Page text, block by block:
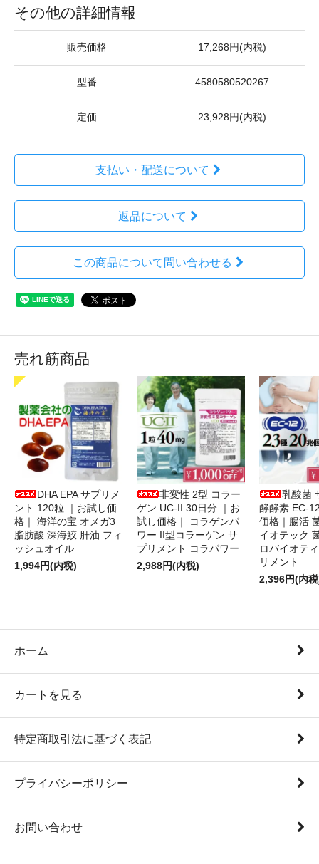
その他の詳細情報
販売価格 17,268円(内税)
型番 4580580520267
定価 23,928円(内税)
支払い・配送について
返品について
この商品について問い合わせる
売れ筋商品
DHA EPA サプリメ
ント 120粒 ｜お試し価
格｜ 海洋の宝 オメガ3
脂肪酸 深海鮫 肝油 フィ
ッシュオイル
1,994円(内税)
非変性 2型 コラー
ゲン UC-II 30日分 ｜お
試し価格｜ コラゲンパ
ワー II型コラーゲン サ
プリメント コラパワー
2,988円(内税)
乳酸菌
酵酵素 EC-
価格｜腸活
イオテック
ロバイオテ
リメント
2,396円(内
ホーム
カートを見る
特定商取引法に基づく表記
プライバシーポリシー
お問い合わせ